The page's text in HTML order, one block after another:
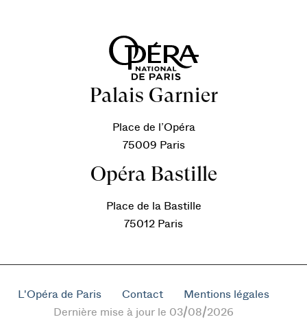
Palais Garnier
Place de l’Opéra
75009 Paris
Opéra Bastille
Place de la Bastille
75012 Paris
L'Opéra de Paris Contact
Mentions légales
Dernière mise à jour le 03/08/2026